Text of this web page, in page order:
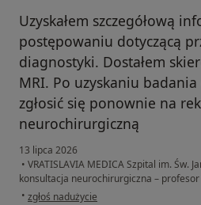
Uzyskałem szczegółową
postępowaniu dotyczącą
diagnostyki. Dostałem
MRI. Po uzyskaniu
zgłosić się ponownie na
neurochirurgiczną
13 lipca 2026
• VRATISLAVIA MEDICA Szpital im. Św.
konsultacja neurochirurgiczna – profesor
• w opinii użytkownika Anarzej
zgłoś nadużycie